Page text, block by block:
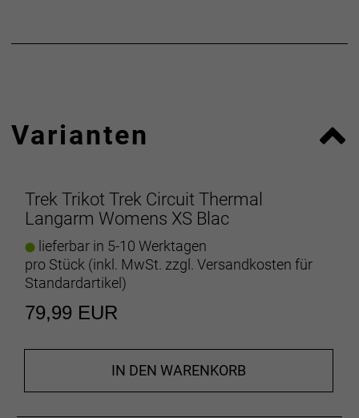
Atmungsaktive Wärme
Das Thermofleece-Material sorgt für hervorragende
Silberfreie HeiQ Fresh-Technologie zur
Geruchshemmung
Die silberfreie HeiQ Fresh-Technologie mit mineral-
oder biobasierten organischen Verbindungen
unterdrückt Gerüche hocheffektiv und nachhaltig.
Der durchgehende YKK-Reißverschluss ermöglicht
die Anpassung der Belüftung auf langen Anstiegen.
Varianten
Trek Trikot Trek Circuit Thermal
Langarm Womens XS Blac
lieferbar in 5-10 Werktagen
pro Stück (inkl. MwSt. zzgl. Versandkosten für
Standardartikel)
79,99 EUR
IN DEN WARENKORB